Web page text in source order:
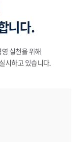
니다.
실천을 위해
시하고 있습니다.